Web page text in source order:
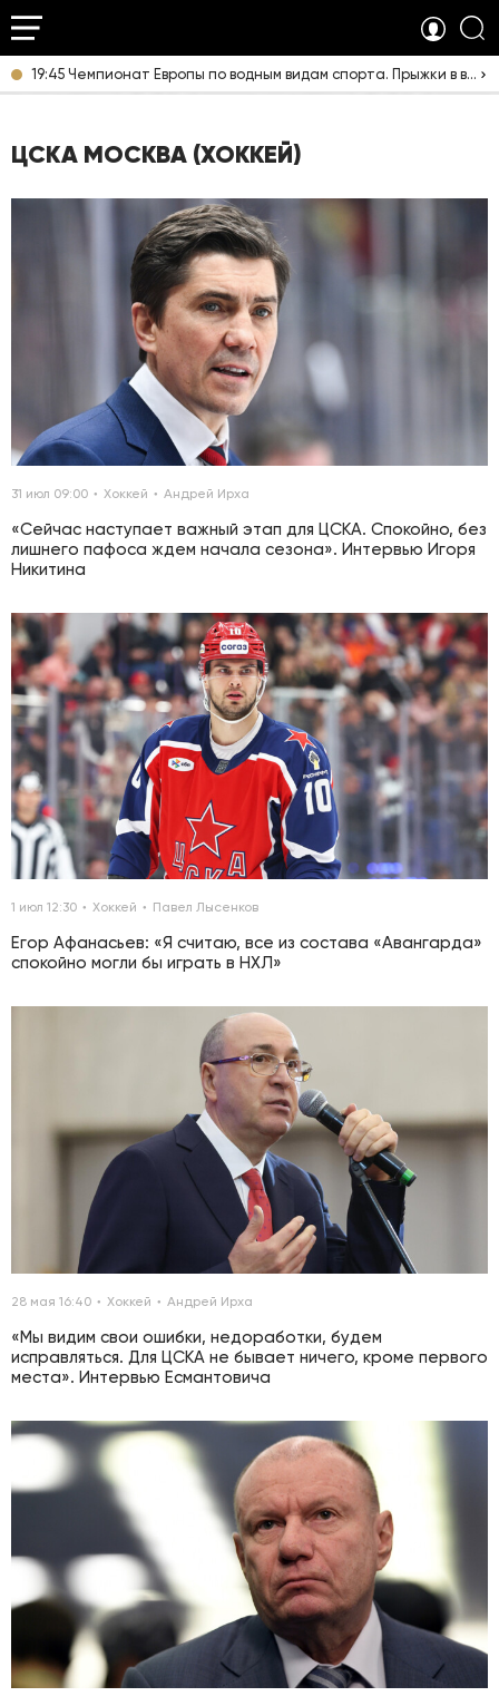
19:45 Чемпионат Европы по водным видам спорта. Прыжки в воду. Мужчины. Вышка. Прямая трансляция из Франции
ЦСКА МОСКВА (ХОККЕЙ)
31 июл 09:00 Хоккей Андрей Ирха
«Сейчас наступает важный этап для ЦСКА. Спокойно, без
лишнего пафоса ждем начала сезона». Интервью Игоря
Никитина
1 июл 12:30 Хоккей Павел Лысенков
Егор Афанасьев: «Я считаю, все из состава «Авангарда»
спокойно могли бы играть в НХЛ»
28 мая 16:40 Хоккей Андрей Ирха
«Мы видим свои ошибки, недоработки, будем
исправляться. Для ЦСКА не бывает ничего, кроме первого
места». Интервью Есмантовича